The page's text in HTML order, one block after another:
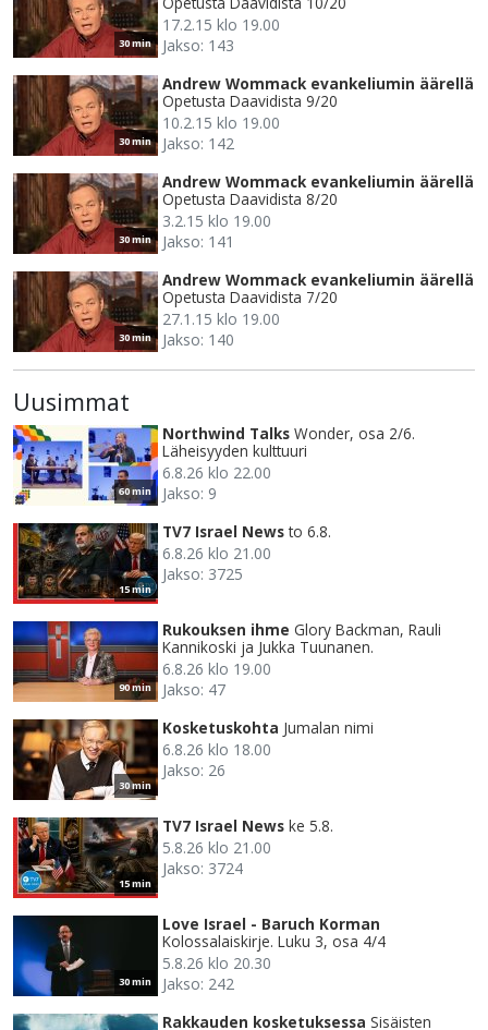
30 min
17.2.15 klo 19.00
Jakso: 143
30 min
Andrew Wommack evankeliumin äärellä
Opetusta Daavidista 9/20
10.2.15 klo 19.00
Jakso: 142
30 min
Andrew Wommack evankeliumin äärellä
Opetusta Daavidista 8/20
3.2.15 klo 19.00
Jakso: 141
30 min
Andrew Wommack evankeliumin äärellä
Opetusta Daavidista 7/20
27.1.15 klo 19.00
Jakso: 140
Uusimmat
60 min
Northwind Talks Wonder, osa 2/6.
Läheisyyden kulttuuri
6.8.26 klo 22.00
Jakso: 9
15 min
TV7 Israel News to 6.8.
6.8.26 klo 21.00
Jakso: 3725
90 min
Rukouksen ihme Glory Backman, Rauli
Kannikoski ja Jukka Tuunanen.
6.8.26 klo 19.00
Jakso: 47
30 min
Kosketuskohta Jumalan nimi
6.8.26 klo 18.00
Jakso: 26
15 min
TV7 Israel News ke 5.8.
5.8.26 klo 21.00
Jakso: 3724
30 min
Love Israel - Baruch Korman
Kolossalaiskirje. Luku 3, osa 4/4
5.8.26 klo 20.30
Jakso: 242
Rakkauden kosketuksessa Sisäisten